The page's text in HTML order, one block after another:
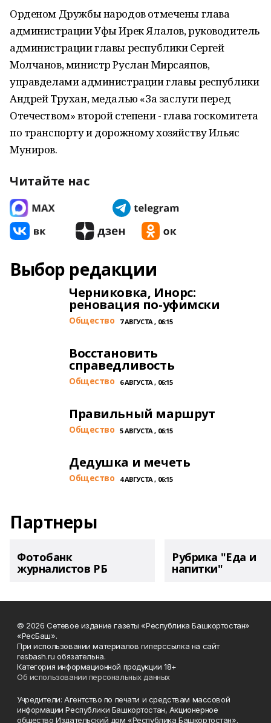
Орденом Дружбы народов отмечены глава
администрации Уфы Ирек Ялалов, руководитель
администрации главы республики Сергей
Молчанов, министр Руслан Мирсаяпов,
управделами администрации главы республики
Андрей Трухан, медалью «За заслуги перед
Отечеством» второй степени - глава госкомитета
по транспорту и дорожному хозяйству Ильяс
Муниров.
Читайте нас
Выбор редакции
Черниковка, Инорс:
реновация по-уфимски
Общество 7 АВГУСТА , 06:15
Восстановить
справедливость
Общество 6 АВГУСТА , 06:15
Правильный маршрут
Общество 5 АВГУСТА , 06:15
Дедушка и мечеть
Общество 4 АВГУСТА , 06:15
Партнеры
Фотобанк
журналистов РБ
Рубрика "Еда и
напитки"
© 2026 Сетевое издание газеты «Республика Башкортостан»
«РесБаш».
При использовании материалов гиперссылка на сайт
resbash.ru обязательна.
Категория информационной продукции 18+
Об использовании персональных данных
Учредители: Агентство по печати и средствам массовой
информации Республики Башкортостан, Акционерное
общество Издательский дом «Республика Башкортостан».